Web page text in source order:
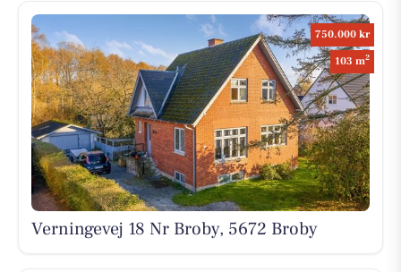
750.000 kr
103 m2
Verningevej 18 Nr Broby, 5672 Broby